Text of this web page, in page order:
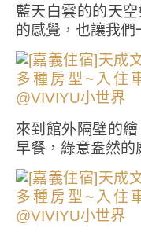
藍天白雲的的天
的感覺，也讓我
來到館外隔壁的
早餐，綠意盎然